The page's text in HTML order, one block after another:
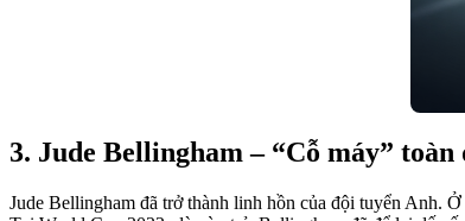
3. Jude Bellingham – “Cỗ máy” toàn
Jude Bellingham đã trở thành linh hồn của đội tuyển Anh.